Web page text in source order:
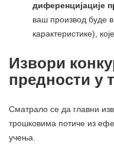
диференцијације
ваш производ буде
карактеристике),
Извори
предности у
Сматрало се да главни
трошковима потиче из
учења.